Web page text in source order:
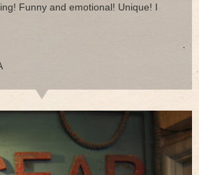
Funny and emotional! Unique! I